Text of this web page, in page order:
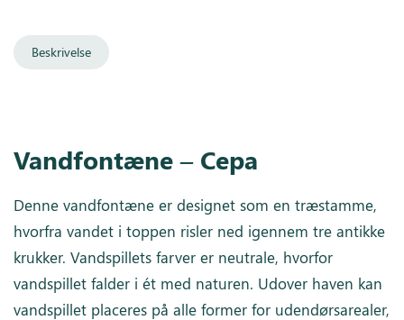
Beskrivelse
Vandfontæne – Cepa
Denne vandfontæne er designet som en træstamme,
hvorfra vandet i toppen risler ned igennem tre antikke
krukker. Vandspillets farver er neutrale, hvorfor
vandspillet falder i ét med naturen. Udover haven kan
vandspillet placeres på alle former for udendørsarealer,